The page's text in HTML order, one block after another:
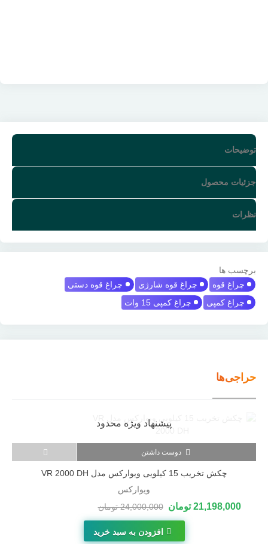
توضیحات
جزئیات محصول
نظرات
برچسب ها
چراغ قوه
چراغ قوه شارژی
چراغ قوه دستی
چراغ کمپی
چراغ کمپی 15 وات
حراجی‌ها
دوست داشتن
پیشنهاد ویژه محدود
چکش تخریب 15 کیلویی ویوارکس مدل VR 2000 DH
ویوارکس
21,198,000 تومان 24,000,000 تومان
افزودن به سبد خرید